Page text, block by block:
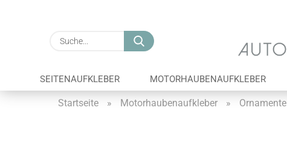
Suche...
SEITENAUFKLEBER MOTORHAUBENAUFKLEBER
Startseite » Motorhaubenaufkleber » Ornamente